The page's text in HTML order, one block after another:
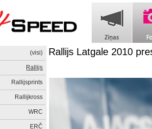
(visi)
Rallijs
Rallijsprints
Rallijkross
WRC
ERČ
Rallijs Latgale 2010